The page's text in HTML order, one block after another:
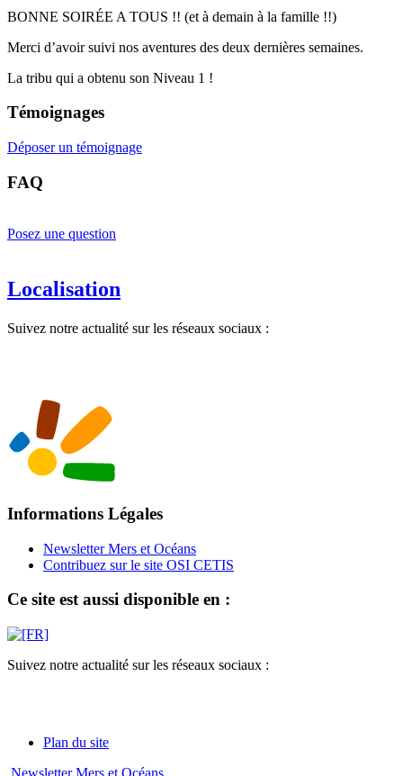
BONNE SOIRÉE A TOUS !! (et à demain à la famille !!)
Merci d’avoir suivi nos aventures des deux dernières semaines.
La tribu qui a obtenu son Niveau 1 !
Témoignages
Déposer un témoignage
FAQ
Posez une question
Localisation
Suivez notre actualité sur les réseaux sociaux :
Informations Légales
Newsletter Mers et Océans
Contribuez sur le site OSI CETIS
Ce site est aussi disponible en :
Suivez notre actualité sur les réseaux sociaux :
Plan du site
Newsletter Mers et Océans